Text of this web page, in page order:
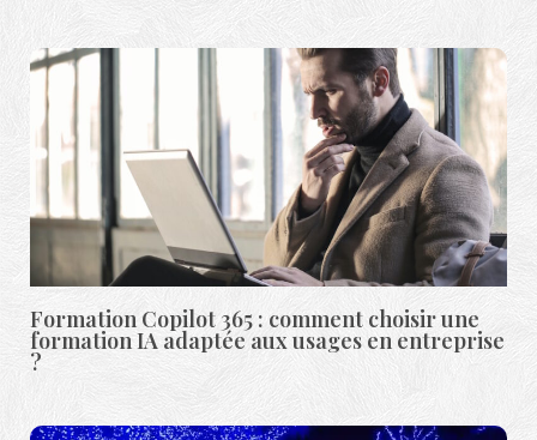
Formation Copilot 365 : comment choisir une
formation IA adaptée aux usages en entreprise
?